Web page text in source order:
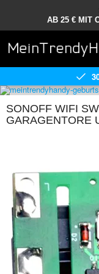
AB 25 € MIT
SONOFF WIFI
GARAGENTORE